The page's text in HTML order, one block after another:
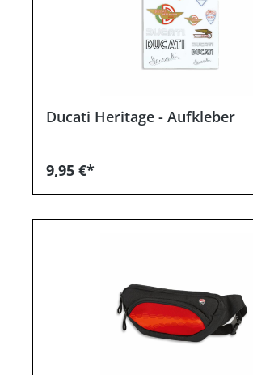
Ducati Heritage - Aufkleber
9,95 €*